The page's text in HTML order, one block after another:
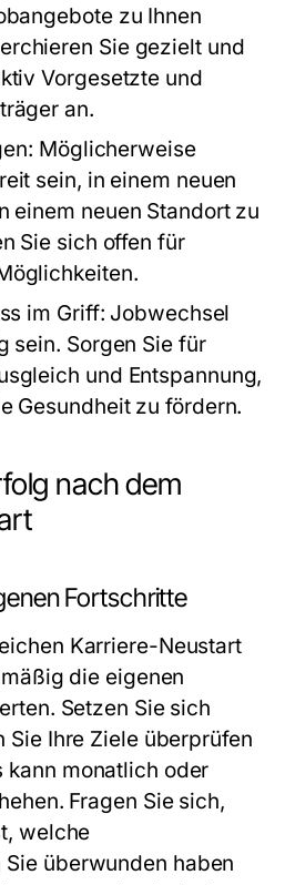
zu Ihnen
Sie gezielt und
Vorgesetzte und
an.
Möglicherweise
sein, in einem neuen
einem neuen Standort zu
Sie sich offen für
im Griff: Jobwechsel
sein. Sorgen Sie für
und Entspannung,
Gesundheit zu fördern.
nach dem
Fortschritte
Karriere-Neustart
die eigenen
Setzen Sie sich
Sie Ihre Ziele überprüfen
kann monatlich oder
Fragen Sie sich,
welche
überwunden haben